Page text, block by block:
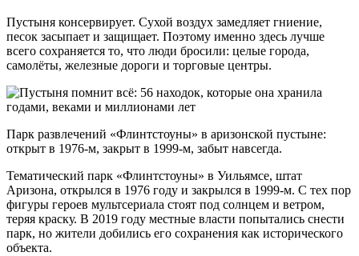
Пустыня консервирует. Сухой воздух замедляет гниение,
песок засыпает и защищает. Поэтому именно здесь лучше
всего сохраняется то, что люди бросили: целые города,
самолёты, железные дороги и торговые центры.
Парк развлечений «Флинтстоуны» в аризонской пустыне:
открыт в 1976-м, закрыт в 1999-м, забыт навсегда.
Тематический парк «Флинтстоуны» в Уильямсе, штат
Аризона, открылся в 1976 году и закрылся в 1999-м. С тех пор
фигуры героев мультсериала стоят под солнцем и ветром,
теряя краску. В 2019 году местные власти попытались снести
парк, но жители добились его сохранения как исторического
объекта.